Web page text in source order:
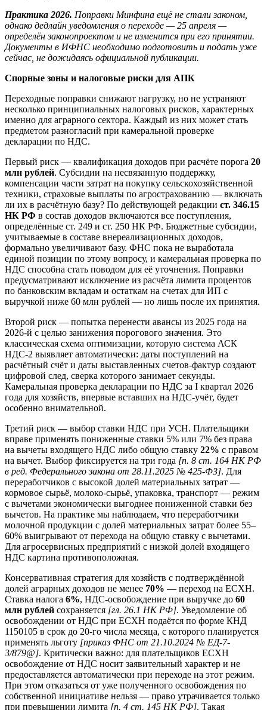
Практика 2026. Поправки Минфина ещё не стали законом,
однако дедлайн уведомления о переходе — 25 апреля —
определён законопроектом и не изменится при его принятии.
Документы в ИФНС необходимо подготовить и подать уже
сейчас, не дожидаясь официальной публикации.
Спорные зоны и налоговые риски для АПК
Переходные поправки снижают нагрузку, но не устраняют
несколько принципиальных налоговых рисков, характерных
именно для аграрного сектора. Каждый из них может стать
предметом разногласий при камеральной проверке
декларации по НДС.
Первый риск — квалификация доходов при расчёте порога 20
млн рублей. Субсидии на несвязанную поддержку,
компенсации части затрат на покупку сельскохозяйственной
техники, страховые выплаты по агрострахованию — включать
ли их в расчётную базу? По действующей редакции ст. 346.15
НК РФ в состав доходов включаются все поступления,
определённые ст. 249 и ст. 250 НК РФ. Бюджетные субсидии,
учитываемые в составе внереализационных доходов,
формально увеличивают базу. ФНС пока не выработала
единой позиции по этому вопросу, и камеральная проверка по
НДС способна стать поводом для её уточнения. Поправки
предусматривают исключение из расчёта лимита процентов
по банковским вкладам и остаткам на счетах для ИП с
выручкой ниже 60 млн рублей — но лишь после их принятия.
Второй риск — попытка перенести авансы из 2025 года на
2026-й с целью занижения порогового значения. Это
классическая схема оптимизации, которую система АСК
НДС-2 выявляет автоматически: даты поступлений на
расчётный счёт и даты выставленных счетов-фактур создают
цифровой след, сверка которого занимает секунды.
Камеральная проверка декларации по НДС за I квартал 2026
года для хозяйств, впервые вставших на НДС-учёт, будет
особенно внимательной.
Третий риск — выбор ставки НДС при УСН. Плательщики
вправе применять пониженные ставки 5% или 7% без права
на вычеты входящего НДС либо общую ставку 22% с правом
на вычет. Выбор фиксируется на три года [п. 8 ст. 164 НК РФ
в ред. Федерального закона от 28.11.2025 № 425-ФЗ]. Для
переработчиков с высокой долей материальных затрат —
кормовое сырьё, молоко-сырьё, упаковка, транспорт — режим
с вычетами экономически выгоднее пониженной ставки без
вычетов. На практике мы наблюдаем, что переработчики
молочной продукции с долей материальных затрат более 55–
60% выигрывают от перехода на общую ставку с вычетами.
Для агросервисных предприятий с низкой долей входящего
НДС картина противоположная.
Консервативная стратегия для хозяйств с подтверждённой
долей аграрных доходов не менее 70% — переход на ЕСХН.
Ставка налога 6%, НДС-освобождение при выручке до 60
млн рублей сохраняется [гл. 26.1 НК РФ]. Уведомление об
освобождении от НДС при ЕСХН подаётся по форме КНД
1150105 в срок до 20-го числа месяца, с которого планируется
применять льготу [приказ ФНС от 21.10.2024 № ЕД-7-
3/879@]. Критически важно: для плательщиков ЕСХН
освобождение от НДС носит заявительный характер и не
предоставляется автоматически при переходе на этот режим.
При этом отказаться от уже полученного освобождения по
собственной инициативе нельзя — право утрачивается только
при превышении лимита [п. 4 ст. 145 НК РФ]. Такая